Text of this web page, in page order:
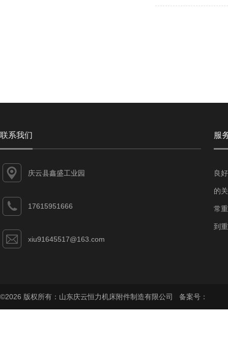
联系我们
庆云县鑫盛工业园
17615951666
xiu91645517@163.com
服
良
的
常
到
©2026 版权所有：山东庆云恒力机床附件制造有限公司 备案号：